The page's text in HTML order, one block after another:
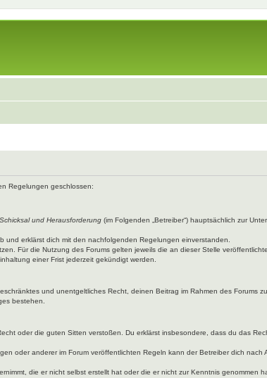
Regelungen geschlossen:
Schicksal und Herausforderung (im Folgenden „Betreiber“) hauptsächlich zur
und erklärst dich mit den nachfolgenden Regelungen einverstanden.
Für die Nutzung des Forums gelten jeweils die an dieser Stelle
einer Frist jederzeit gekündigt werden.
und unentgeltliches Recht, deinen Beitrag im Rahmen des Forums
bestehen.
oder die guten Sitten verstoßen. Du erklärst insbesondere, dass du das
oder anderer im Forum veröffentlichten Regeln kann der Betreiber dich
die er nicht selbst erstellt hat oder die er nicht zur Kenntnis genommen